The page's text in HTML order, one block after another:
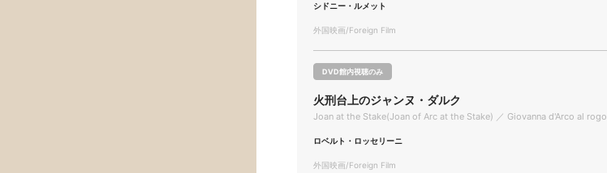
シドニー・ルメット
外国映画/Foreign Film
DVD館内視聴のみ
火刑台上のジャンヌ・ダルク
Joan at the Stake(Joan of Arc at the Stake) ／ Giovanna d'Arco al rogo
ロベルト・ロッセリーニ
外国映画/Foreign Film